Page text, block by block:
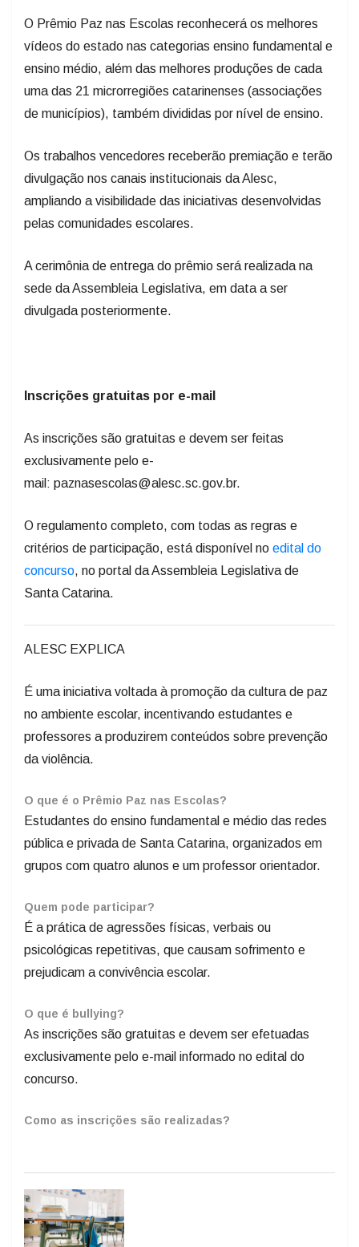
O Prêmio Paz nas Escolas reconhecerá os melhores
vídeos do estado nas categorias ensino fundamental e
ensino médio, além das melhores produções de cada
uma das 21 microrregiões catarinenses (associações
de municípios), também divididas por nível de ensino.
Os trabalhos vencedores receberão premiação e terão
divulgação nos canais institucionais da Alesc,
ampliando a visibilidade das iniciativas desenvolvidas
pelas comunidades escolares.
A cerimônia de entrega do prêmio será realizada na
sede da Assembleia Legislativa, em data a ser
divulgada posteriormente.
Inscrições gratuitas por e-mail
As inscrições são gratuitas e devem ser feitas
exclusivamente pelo e-
mail: paznasescolas@alesc.sc.gov.br.
O regulamento completo, com todas as regras e
critérios de participação, está disponível no edital do
concurso , no portal da Assembleia Legislativa de
Santa Catarina.
ALESC EXPLICA
É uma iniciativa voltada à promoção da cultura de paz
no ambiente escolar, incentivando estudantes e
professores a produzirem conteúdos sobre prevenção
da violência.
O que é o Prêmio Paz nas Escolas?
Estudantes do ensino fundamental e médio das redes
pública e privada de Santa Catarina, organizados em
grupos com quatro alunos e um professor orientador.
Quem pode participar?
É a prática de agressões físicas, verbais ou
psicológicas repetitivas, que causam sofrimento e
prejudicam a convivência escolar.
O que é bullying?
As inscrições são gratuitas e devem ser efetuadas
exclusivamente pelo e-mail informado no edital do
concurso.
Como as inscrições são realizadas?